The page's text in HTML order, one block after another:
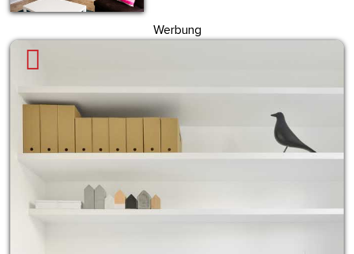
Werbung